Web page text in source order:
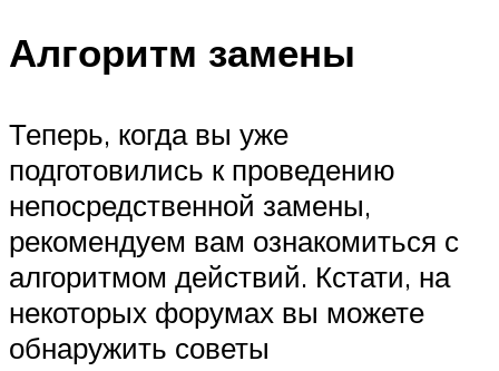
Алгоритм замены
Теперь, когда вы уже
подготовились к проведению
непосредственной замены,
рекомендуем вам ознакомиться с
алгоритмом действий. Кстати, на
некоторых форумах вы можете
обнаружить советы